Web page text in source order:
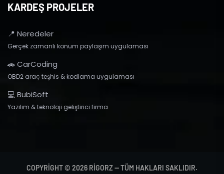
KARDEŞ PROJELER
📍 Neredeler
Gerçek zamanlı konum paylaşım uygulaması
🚗 CarCoding
OBD2 araç teşhis & kodlama uygulaması
💻 BubiSoft
Yazılım & teknoloji geliştirici firma
COPYRIGHT © 2026 RIGORZ — TÜM HAKLARI SAKLIDIR.